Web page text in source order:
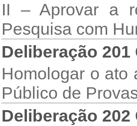
II – Aprovar a
Pesquisa com
Deliberação 201
Homologar o ato
Público de
Deliberação 202